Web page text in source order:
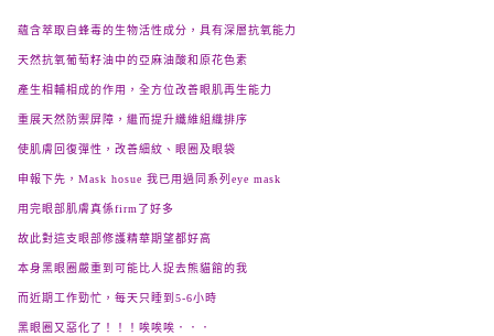
蘊含萃取自蜂毒的生物活性成分，具有深層抗氧能力
天然抗氧葡萄籽油中的亞麻油酸和原花色素
產生相輔相成的作用，全方位改善眼肌再生能力
重展天然防禦屏障，繼而提升纖維組織排序
使肌膚回復彈性 ，改善細紋、眼圈及眼袋
申報下先， Mask hosue 我已用過同系列 eye mask
用完眼部肌膚真係firm 了好多
故此對這支眼部修護精華期望都好高
本身黑眼圈嚴重到可能比人捉去熊貓館的我
而近期工作勁忙，每天只睡到 5-6小時
黑眼圈又惡化了！！！唉唉唉．．．